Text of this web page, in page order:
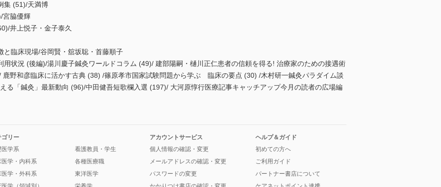
集 (51)/天満博
宮脇優輝
井上悦子・金子泰久
と臨床現場/谷岡賢・舘坂聡・首藤順子
用状況 (後編)/湯川慶子鍼灸ワールドコラム (49)/ 建部陽嗣・樋川正仁患者の信頼を得る! 治療家のための接遇術
野和彦臨床に活かす古典 (38) /篠原孝市国家試験問題から学ぶ 臨床の要点 (30) /木村研一鍼灸パラダイム談
る「鍼灸」最新動向 (96)/中田健吾短歌欄入選 (197)/ 大河原惇行医療記事キャッチアップ今月の読者の広場編
ゴリー
医学系
医学・内科系
医学・外科系
看護教員・学生
各種医療職
東洋医学
アカウントサービス
個人情報の確認・変更
メールアドレスの確認・変更
パスワードの変更
ヘルプ＆ガイド
初めての方へ
ご利用ガイド
パートナー書店について